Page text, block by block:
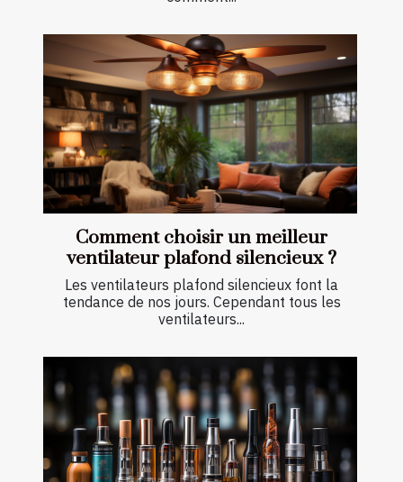
Comment choisir un meilleur
ventilateur plafond silencieux ?
Les ventilateurs plafond silencieux font la
tendance de nos jours. Cependant tous les
ventilateurs...